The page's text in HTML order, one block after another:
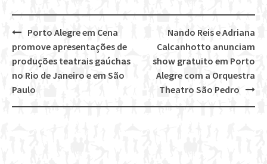
Post
navigation
Nando Reis e Adriana
Calcanhotto anunciam
show gratuito em Porto
Alegre com a Orquestra
Theatro São Pedro
Porto Alegre em Cena
promove apresentações de
produções teatrais gaúchas
no Rio de Janeiro e em São
Paulo